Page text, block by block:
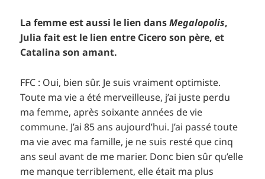
La femme est aussi le lien dansMegalopolis,
Julia fait est le lien entre Cicero son père, et
Catalina son amant.
FFC : Oui, bien sûr. Je suis vraiment optimiste.
Toute ma vie a été merveilleuse, j’ai juste perdu
ma femme, après soixante années de vie
commune. J’ai 85 ans aujourd’hui. J’ai passé toute
ma vie avec ma famille, je ne suis resté que cinq
ans seul avant de me marier. Donc bien sûr qu’elle
me manque terriblement, elle était ma plus